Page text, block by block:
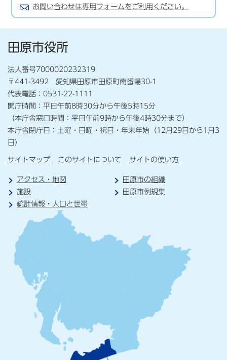
お問い合わせは専用フォームをご利用ください。
田原市役所
法人番号7000020232319
〒441-3492 愛知県田原市田原町南番場30-1
代表電話：0531-22-1111
開庁時間：平日午前8時30分から午後5時15分
（本庁舎窓口時間：平日午前9時から午後4時30分まで）
本庁舎閉庁日：土曜・日曜・祝日・年末年始（12月29日から1月3
日）
サイトマップ このサイトについて サイトの使い方
アクセス・地図
田原市の組織
施設
田原市例規集
統計情報・人口と世帯